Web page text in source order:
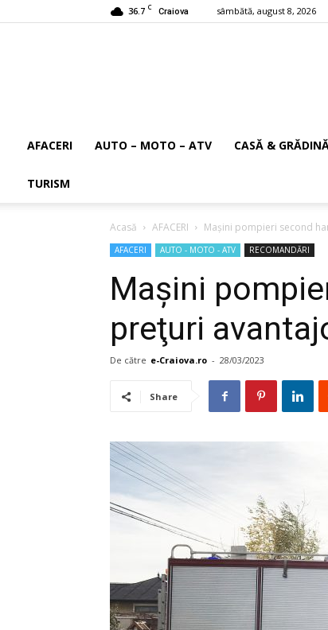
36.7 C Craiova sâmbătă, august 8, 2026
AFACERI AUTO – MOTO – ATV CASĂ &
TURISM
Acasă AFACERI Maşini pompieri second
AFACERI AUTO - MOTO - ATV RECOMANDĂRI
Maşini
preţuri
De către e-Craiova.ro - 28/03/2023
Share